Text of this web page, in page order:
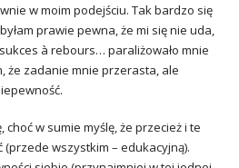
w moim podejściu. Tak bardzo się
prawie pewna, że mi się nie uda,
à rebours… paraliżowało mnie
że zadanie mnie przerasta, ale
choć w sumie myślę, że przecież i te
(przede wszystkim – edukacyjną).